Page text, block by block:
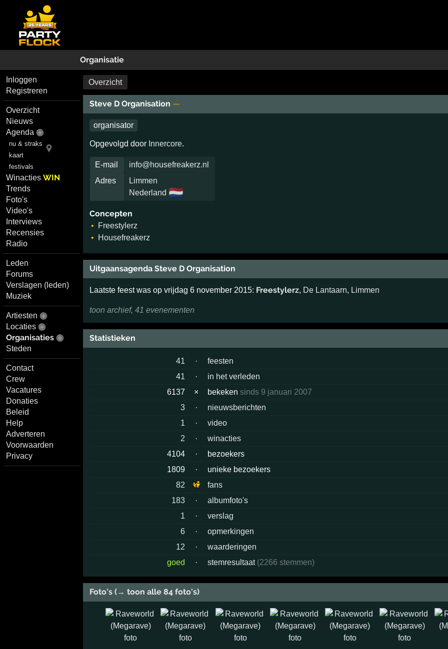
Organisatie
Inloggen
Registreren
Overzicht
Nieuws
Agenda
nu & straks
kaart
festivals
WinactiesWIN
Trends
Foto's
Video's
Interviews
Recensies
Radio
Leden
Forums
Verslagen (leden)
Muziek
Artiesten
Locaties
Organisaties
Steden
Contact
Crew
Vacatures
Donaties
Beleid
Help
Adverteren
Voorwaarden
Privacy
Overzicht
Steve D Organisation —
organisator
Opgevolgd door Innercore.
E-mail
info@housefreakerz.nl
Adres
Limmen
Nederland 🇳🇱
Concepten
Freestylerz
Housefreakerz
Uitgaansagenda Steve D Organisation
Laatste feest was op vrijdag 6 november 2015: Freestylerz, De Lantaarn, Limmen
toon archief, 41 evenementen
Statistieken
41 ·
feesten
41
·
in het verleden
6137
× bekekensinds 9 januari 2007
3
·
nieuwsberichten
1
·
video
2
·
winacties
4104
·
bezoekers
1809
·
unieke bezoekers
82
fans
183
·
albumfoto's
1
·
verslag
6
·
opmerkingen
12
·
waarderingen
goed
· stemresultaat (2266 stemmen)
Foto's (→ toon alle 84 foto's)